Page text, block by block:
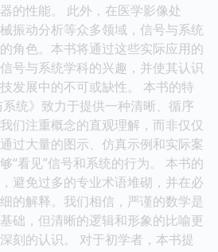
的性能。 此外，在医学影像处
振动分析等众多领域，信号与系统
角色。本书将通过这些实际应用的
号与系统学科的兴趣，并使其认识
发展中的不可或缺性。 本书的特
统》致力于提供一种清晰、循序
们注重概念的直观理解，而非仅仅
过大量的图示、仿真示例和实际案
“看见”信号和系统的行为。 本书的
避免过多的专业术语堆砌，并在必
的解释。我们相信，严谨的数学是
础，但清晰的逻辑和形象的比喻更
刻的认识。 对于初学者，本书提